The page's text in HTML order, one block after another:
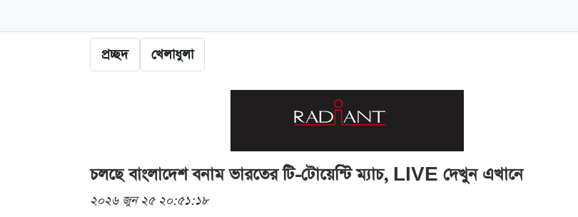
প্রচ্ছদ খেলাধুলা
চলছে বাংলাদেশ বনাম ভারতের টি-টোয়েন্টি ম্যাচ, LIVE দেখুন এখানে
২০২৬ জুন ২৫ ২০:৫১:১৮